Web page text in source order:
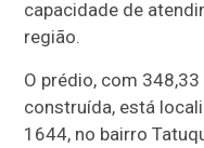
capacidade de
região.
O prédio, com
construída, está
1644, no bairro